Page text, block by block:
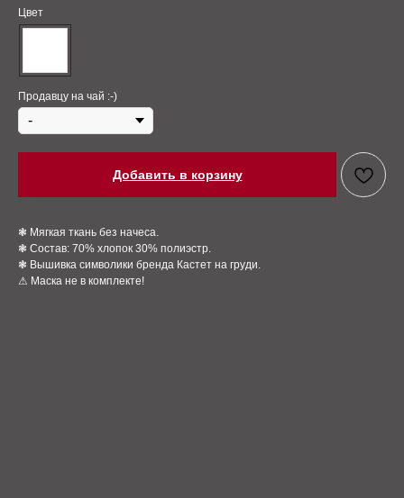
Цвет
Продавцу на чай :-)
Добавить в корзину
❃ Мягкая ткань без начеса.
❃ Состав: 70% хлопок 30% полиэстр.
❃ Вышивка символики бренда Кастет на груди.
⚠ Маска не в комплекте!